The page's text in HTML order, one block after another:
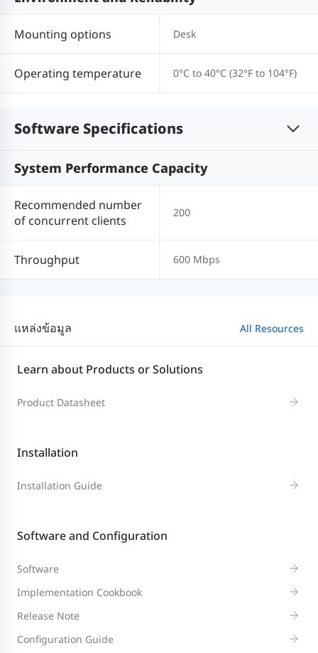
Mounting options Desk
Operating temperature 0°C to 40°C (32°F to 104°F)
Software Specifications
System Performance Capacity
Recommended number
of concurrent clients
200
Throughput 600 Mbps
แหล่งข้อมูล All Resources
Learn about Products or Solutions
Product Datasheet
Installation
Installation Guide
Software and Configuration
Software
Implementation Cookbook
Release Note
Configuration Guide